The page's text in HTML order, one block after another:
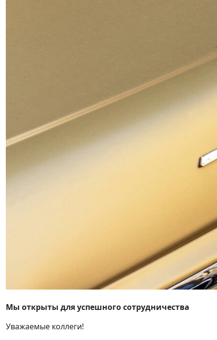
Мы открыты для успешного сотрудничества
Уважаемые коллеги!